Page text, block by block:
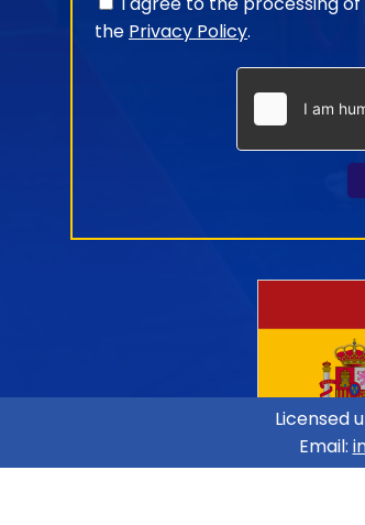
the Privacy Policy.
Licensed
Email: